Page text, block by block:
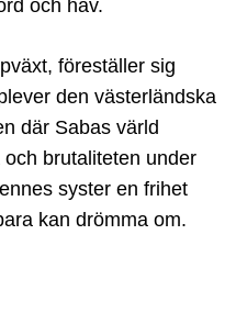
och hav.
föreställer sig
den västerländska
där Sabas värld
brutaliteten under
syster en frihet
kan drömma om.